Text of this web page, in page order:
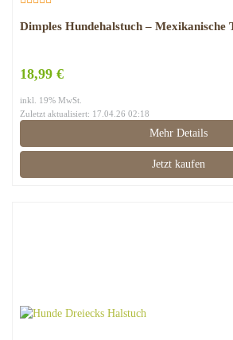
Dimples Hundehalstuch – Mexikanische
18,99 €
inkl. 19% MwSt.
Zuletzt aktualisiert: 17.04.26 02:18
Mehr Details
Jetzt kaufen